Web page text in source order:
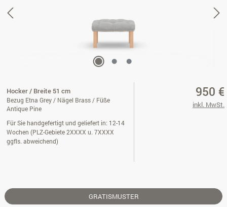
Hocker / Breite 51 cm
Bezug Etna Grey / Nägel Brass / Füße
Antique Pine
Für Sie handgefertigt und geliefert in: 12-14
Wochen (PLZ-Gebiete 2XXXX u. 7XXXX
ggfls. abweichend)
950 €
inkl. MwSt.
GRATISMUSTER